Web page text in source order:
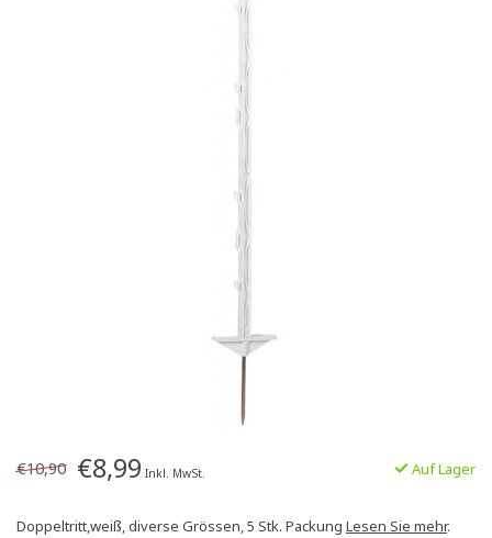
€10,90 €8,99 Inkl. MwSt. Auf Lager
Doppeltritt,weiß, diverse Grössen, 5 Stk. Packung Lesen Sie mehr.